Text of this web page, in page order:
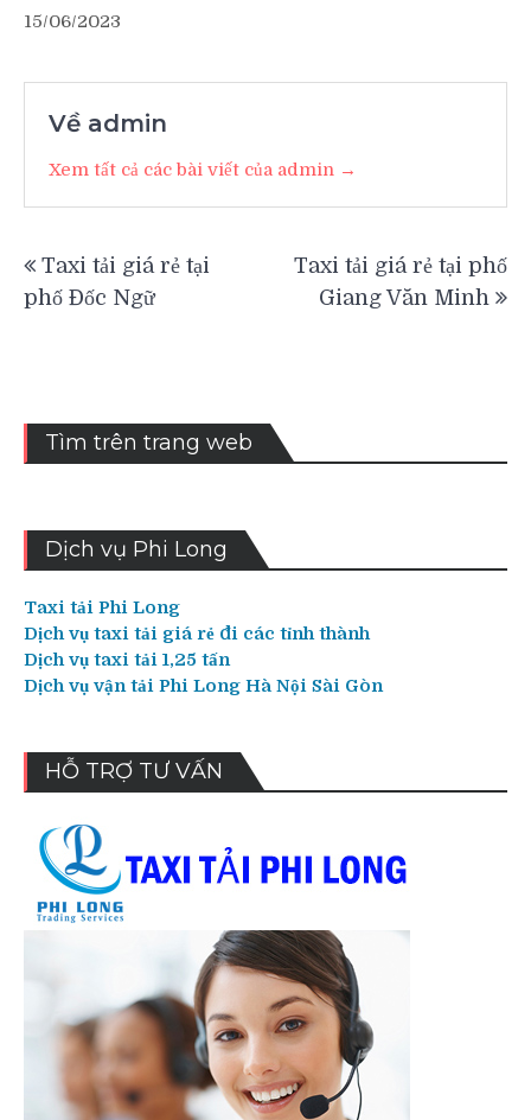
15/06/2023
Về admin
Xem tất cả các bài viết của admin →
hướng
Taxi tải giá rẻ tại
phố Đốc Ngữ
Taxi tải giá rẻ tại phố
Giang Văn Minh
Tìm trên trang web
Dịch vụ Phi Long
Taxi tải Phi Long
Dịch vụ taxi tải giá rẻ đi các tỉnh thành
Dịch vụ taxi tải 1,25 tấn
Dịch vụ vận tải Phi Long Hà Nội Sài Gòn
HỖ TRỢ TƯ VẤN